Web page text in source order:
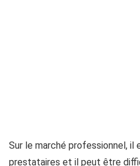
Sur le marché professionnel, il
prestataires et il peut être